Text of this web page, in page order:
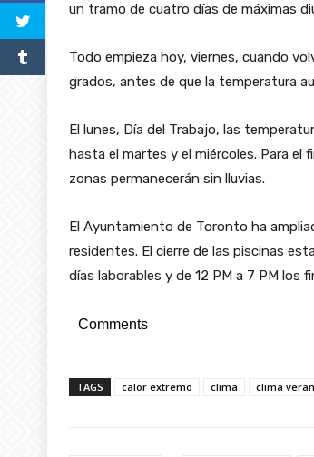
un tramo de cuatro días de máximas
Todo empieza hoy, viernes, cuando
grados, antes de que la temperatura
El lunes, Día del Trabajo, las
hasta el martes y el miércoles. Para el
zonas permanecerán sin lluvias.
El Ayuntamiento de Toronto ha
residentes. El cierre de las piscinas
días laborables y de 12 PM a 7 PM los
Comments
TAGS calor extremo clima clima